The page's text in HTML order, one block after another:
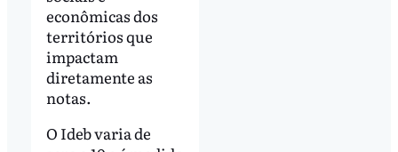
econômicas dos
territórios que
impactam
diretamente as
notas.
O Ideb varia de